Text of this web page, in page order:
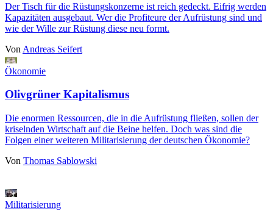
Der Tisch für die Rüstungskonzerne ist reich gedeckt. Eifrig werden
Kapazitäten ausgebaut. Wer die Profiteure der Aufrüstung sind und
wie der Wille zur Rüstung diese neu formt.
Von Andreas Seifert
Ökonomie
Olivgrüner Kapitalismus
Die enormen Ressourcen, die in die Aufrüstung fließen, sollen der
kriselnden Wirtschaft auf die Beine helfen. Doch was sind die
Folgen einer weiteren Militarisierung der deutschen Ökonomie?
Von Thomas Sablowski
Militarisierung